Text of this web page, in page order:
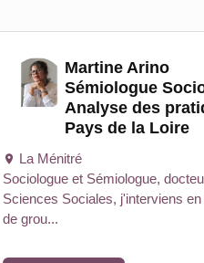
Martine Arino
Sémiologue
Analyse des
Pays de la Loire
La Ménitré
Sociologue et Sémiologue,
Sciences Sociales, j'interviens
de grou...